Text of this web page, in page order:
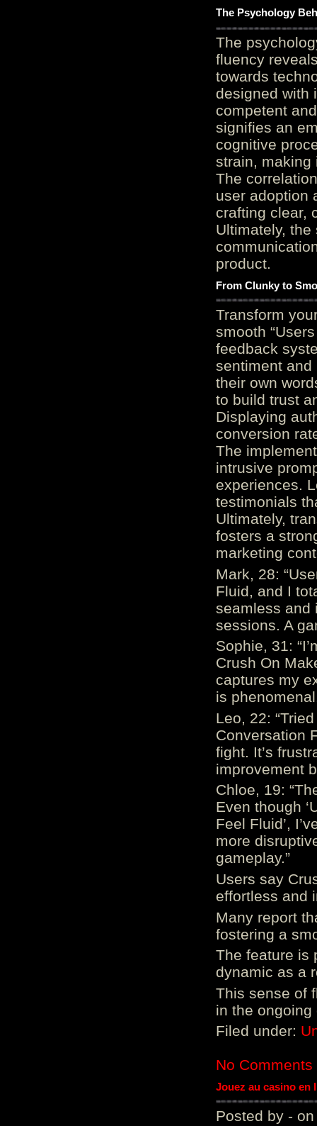
The Psychology
The
fluency
towards
designed with
competent
signifies an
cognitive
strain, making
The
user adoption
crafting clear,
Ultimately,
product.
From Clunky to
Transform
smooth
feedback
sentiment and
their own
to build trust
Displaying
conversion
The
intrusive
experiences.
testimonials
Ultimately,
fosters a
marketing
Mark, 28:
Fluid, and I
seamless and
sessions. A
Sophie, 31:
Crush On
captures my
is
Leo, 22:
Conversation
fight. It’s
improvement
Chloe, 19:
Even though
Feel Fluid’,
more
gameplay.”
Users say
effortless and
Many report
fostering a
The feature is
dynamic as a
This sense of
in the ongoing
Filed under:
No Comments
Jouez au casino en
Posted by - on